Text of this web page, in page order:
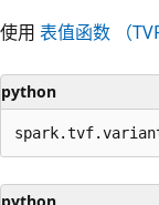
使用 表值函数 （
python
python